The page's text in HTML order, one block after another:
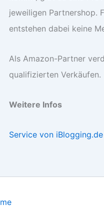
jeweiligen Partnershop.
entstehen dabei keine
Als Amazon-Partner
qualifizierten Verkäufen.
Weitere Infos
Service von iBlogging.de